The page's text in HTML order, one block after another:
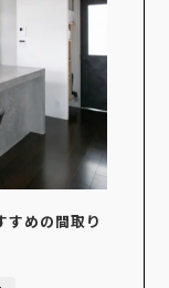
すめの間取り